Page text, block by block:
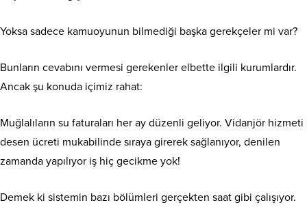
Yoksa sadece kamuoyunun bilmediği başka gerekçeler mi var?
Bunların cevabını vermesi gerekenler elbette ilgili kurumlardır.
Ancak şu konuda içimiz rahat:
Muğlalıların su faturaları her ay düzenli geliyor. Vidanjör hizmeti
desen ücreti mukabilinde sıraya girerek sağlanıyor, denilen
zamanda yapılıyor iş hiç gecikme yok!
Demek ki sistemin bazı bölümleri gerçekten saat gibi çalışıyor.